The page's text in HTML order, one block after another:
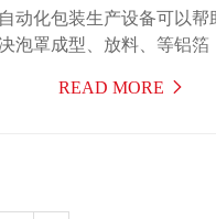
动化包装生产设备可以帮
泡罩成型、放料、等铝箔
化制造企业节省八人以上
READ MORE